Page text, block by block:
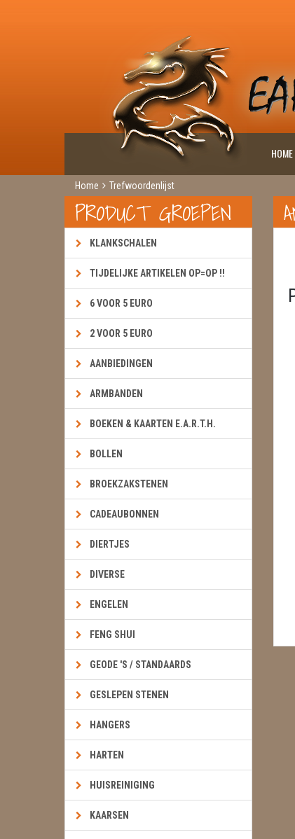
HOME
Home Trefwoordenlijst
PRODUCT GROEPEN
KLANKSCHALEN
TIJDELIJKE ARTIKELEN OP=OP !!
6 VOOR 5 EURO
2 VOOR 5 EURO
AANBIEDINGEN
ARMBANDEN
BOEKEN & KAARTEN E.A.R.T.H.
BOLLEN
BROEKZAKSTENEN
CADEAUBONNEN
DIERTJES
DIVERSE
ENGELEN
FENG SHUI
GEODE 'S / STANDAARDS
GESLEPEN STENEN
HANGERS
HARTEN
HUISREINIGING
KAARSEN